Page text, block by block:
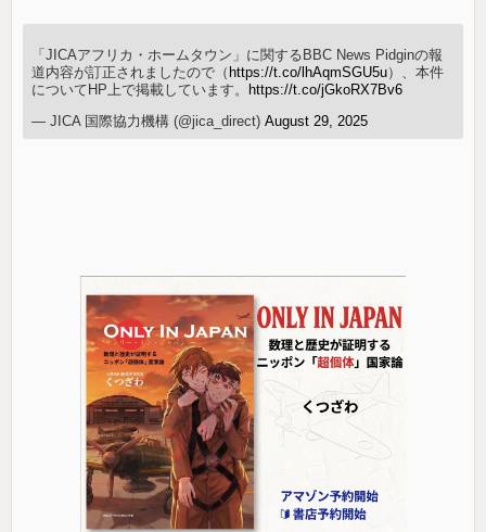
「JICAアフリカ・ホームタウン」に関するBBC News Pidginの報
道内容が訂正されましたので（ https://t.co/lhAqmSGU5u）、本件
についてHP上で掲載しています。
https://t.co/jGkoRX7Bv6
— JICA 国際協力機構 (@jica_direct)August 29, 2025